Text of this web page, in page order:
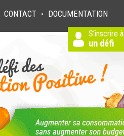
CONTACT ● DOCUMENTATION
S'inscrire à
un défi